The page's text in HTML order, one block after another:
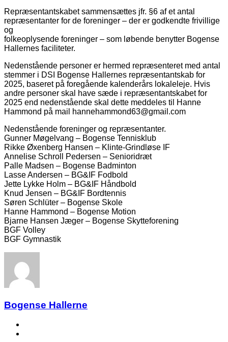
Repræsentantskabet sammensættes jfr. §6 af et antal
repræsentanter for de foreninger – der er godkendte frivillige
og
folkeoplysende foreninger – som løbende benytter Bogense
Hallernes faciliteter.
Nedenstående personer er hermed repræsenteret med antal
stemmer i DSI Bogense Hallernes repræsentantskab for
2025, baseret på foregående kalenderårs lokaleleje. Hvis
andre personer skal have sæde i repræsentantskabet for
2025 end nedenstående skal dette meddeles til Hanne
Hammond på mail hannehammond63@gmail.com
Nedenstående foreninger og repræsentanter.
Gunner Møgelvang – Bogense Tennisklub
Rikke Øxenberg Hansen – Klinte-Grindløse IF
Annelise Schroll Pedersen – Senioridræt
Palle Madsen – Bogense Badminton
Lasse Andersen – BG&IF Fodbold
Jette Lykke Holm – BG&IF Håndbold
Knud Jensen – BG&IF Bordtennis
Søren Schlüter – Bogense Skole
Hanne Hammond – Bogense Motion
Bjarne Hansen Jæger – Bogense Skytteforening
BGF Volley
BGF Gymnastik
Bogense Hallerne